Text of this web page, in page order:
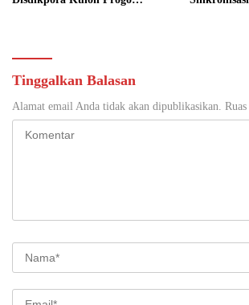
Tinggalkan Balasan
Alamat email Anda tidak akan dipublikasikan.